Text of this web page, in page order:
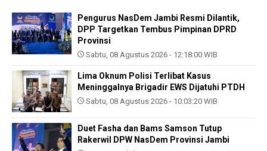
Pengurus NasDem Jambi Resmi Dilantik,
DPP Targetkan Tembus Pimpinan DPRD
Provinsi
Sabtu, 08 Agustus 2026 - 12:18:00 WIB
Lima Oknum Polisi Terlibat Kasus
Meninggalnya Brigadir EWS Dijatuhi PTDH
Sabtu, 08 Agustus 2026 - 10:03:20 WIB
Duet Fasha dan Bams Samson Tutup
Rakerwil DPW NasDem Provinsi Jambi